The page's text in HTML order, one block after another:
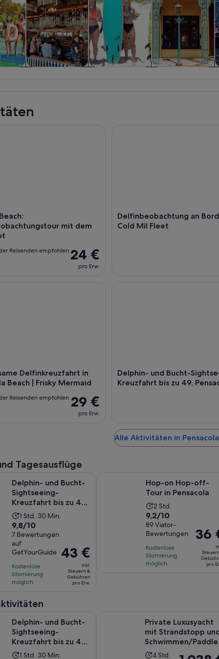
mit dem
24 €
pro Erw.
Reisenden empfohlen
Delfinbeobachtung an
Cold Mil Fleet
Delfinkreuzfahrt in
Beach | Frisky Mermaid
29 €
pro Erw.
Reisenden empfohlen
Delphin- und Bucht-
Kreuzfahrt bis zu 49,
Alle Aktivitäten in
Tagesausflüge
Delphin- und Bucht-
Sightseeing-
Kreuzfahrt bis zu 49,
Pensacola
Die
Aktivität
dauert
1
Stunde
und
30
Minuten
1 Std. 30 Min.
9.8
von
10,
basierend
auf
7
Bewertungen.
9,8/10
7 Bewertungen
auf
GetYourGuide
Kostenlose
Stornierung
möglich
Der
Preis
beträgt
43 €
43 €
inkl.
Steuern &
Gebühren
pro Erw.
Hop-on Hop-off-
Tour in Pensacola
Die
Aktivität
dauert
2
Stunden
2 Std.
9.2
von
10,
basierend
auf
89
9,2/10
89 Viator-
Bewertungen
Kostenlose
Stornierung
möglich
Der
Preis
36 €
36
pro
Delphin- und Bucht-
Sightseeing-
Kreuzfahrt bis zu 49,
Pensacola
Die
1 Std. 30 Min.
Private Luxusyacht
mit Strandstopp
Schwimmen/
Boarding
Die
4 Std.
Der